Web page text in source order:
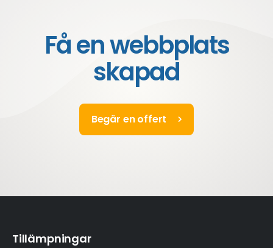
Få en webbplats
skapad
Begär en offert
Tillämpningar